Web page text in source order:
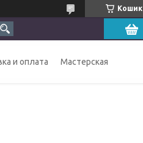
Кошик
и оплата Мастерская